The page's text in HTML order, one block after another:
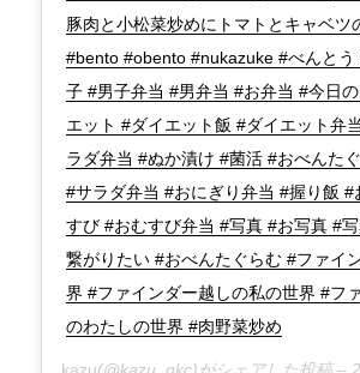
豚肉と小松菜炒めにトマトとキャベツ
#bento #obento #nukazuke #べんとう
子 #男子弁当 #男弁当 #お弁当 #今日
エット #ダイエット飯 #ダイエット弁
ラダ弁当 #ぬか漬け #菌活 #おべんた
#サラダ弁当 #おにぎり弁当 #握り飯 #
すび #おむすび弁当 #写真 #お写真 #
繋がりたい #おべんたぐらむ #ファイ
界 #ファインダー越しの私の世界 #フ
のわたしの世界 #肉野菜炒め